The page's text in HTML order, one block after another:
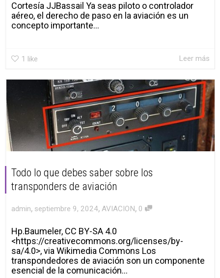
Cortesía JJBassail Ya seas piloto o controlador
aéreo, el derecho de paso en la aviación es un
concepto importante...
1 like Leer más
Todo lo que debes saber sobre los
transponders de aviación
admin, septiembre 9, 2024, AVIACION, 0
Hp.Baumeler, CC BY-SA 4.0
<https://creativecommons.org/licenses/by-
sa/4.0>, via Wikimedia Commons Los
transpondedores de aviación son un componente
esencial de la comunicación...